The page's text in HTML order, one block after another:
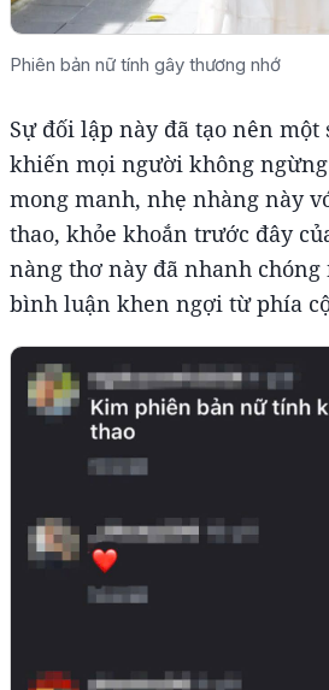
Phiên bản nữ tính gây thương nhớ
Sự đối lập này đã tạo nên một
khiến mọi người không ngừng
mong manh, nhẹ nhàng này
thao, khỏe khoắn trước đây
nàng thơ này đã nhanh
bình luận khen ngợi từ phía